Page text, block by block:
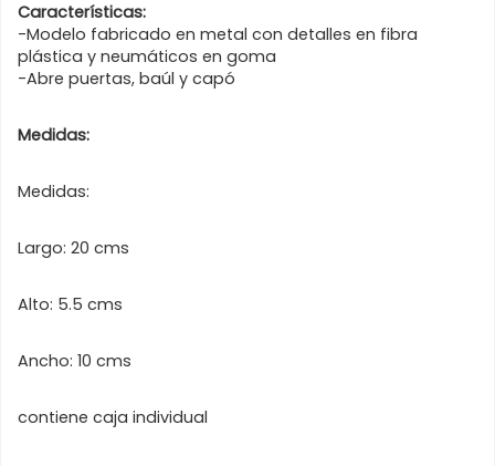
Características:
-Modelo fabricado en metal con detalles en fibra
plástica y neumáticos en goma
-Abre puertas, baúl y capó
Medidas:
Medidas:
Largo: 20 cms
Alto: 5.5 cms
Ancho: 10 cms
contiene caja individual